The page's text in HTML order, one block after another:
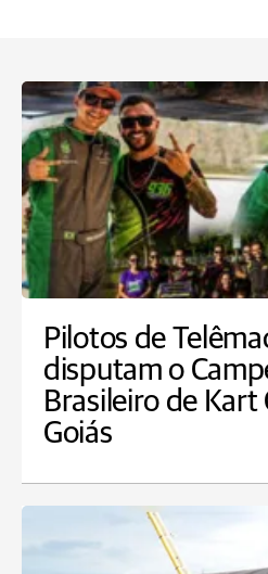
Pilotos de
disputam o
Brasileiro de Kart
Goiás